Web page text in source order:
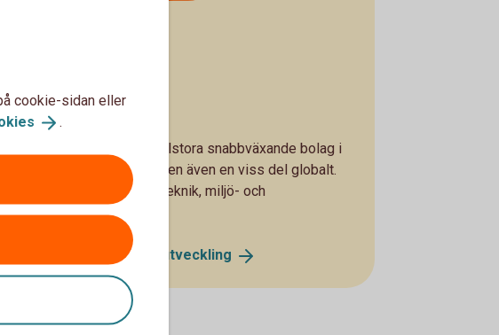
investerar i små- och medelstora snabbväxande bolag i
hörn, främst i Norden men även en viss del globalt.
på bolag inom IT, medicinteknik, miljö- och
Robur Ny Teknik A - se utveckling
cookie-sidan eller
.